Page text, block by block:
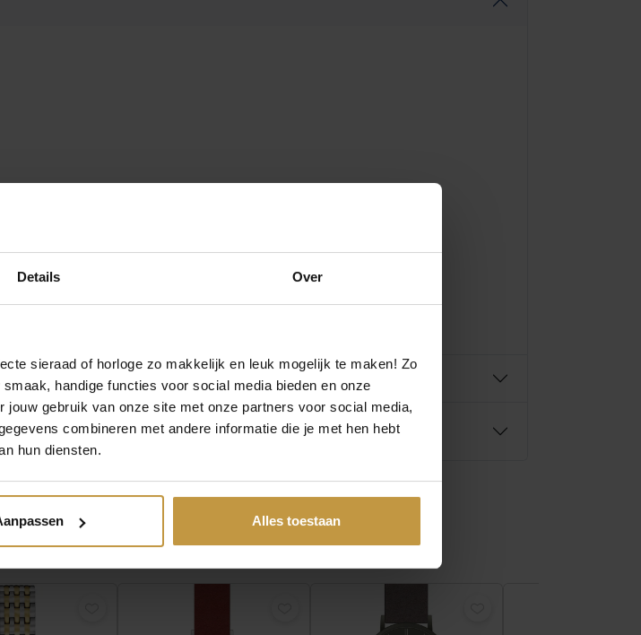
Details Over
sieraad of horloge zo makkelijk en leuk mogelijk te maken! Zo
handige functies voor social media bieden en onze
gebruik van onze site met onze partners voor social media,
combineren met andere informatie die je met hen hebt
hun diensten.
Alles toestaan